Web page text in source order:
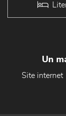
Un
Site internet